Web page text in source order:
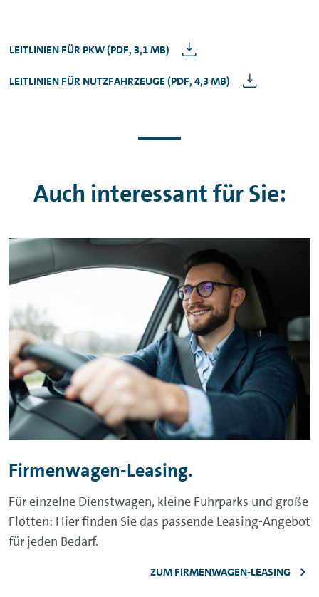
LEITLINIEN FÜR PKW (PDF, 3,1 MB)
LEITLINIEN FÜR NUTZFAHRZEUGE (PDF, 4,3 MB)
Auch interessant für Sie:
Firmenwagen-Leasing.
Für einzelne Dienstwagen, kleine Fuhrparks und große
Flotten: Hier finden Sie das passende Leasing-Angebot
für jeden Bedarf.
ZUM FIRMENWAGEN-LEASING